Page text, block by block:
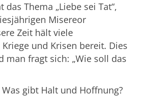
das Thema „Liebe sei Tat“,
Misereor
Zeit hält viele
und Krisen bereit. Dies
man fragt sich: „Wie soll das
gibt Halt und Hoffnung?